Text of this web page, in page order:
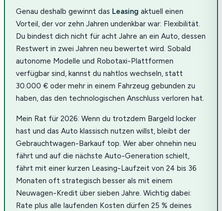
Genau deshalb gewinnt das Leasing aktuell einen
Vorteil, der vor zehn Jahren undenkbar war: Flexibilität.
Du bindest dich nicht für acht Jahre an ein Auto, dessen
Restwert in zwei Jahren neu bewertet wird. Sobald
autonome Modelle und Robotaxi-Plattformen
verfügbar sind, kannst du nahtlos wechseln, statt
30.000 € oder mehr in einem Fahrzeug gebunden zu
haben, das den technologischen Anschluss verloren hat.
Mein Rat für 2026: Wenn du trotzdem Bargeld locker
hast und das Auto klassisch nutzen willst, bleibt der
Gebrauchtwagen-Barkauf top. Wer aber ohnehin neu
fährt und auf die nächste Auto-Generation schielt,
fährt mit einer kurzen Leasing-Laufzeit von 24 bis 36
Monaten oft strategisch besser als mit einem
Neuwagen-Kredit über sieben Jahre. Wichtig dabei:
Rate plus alle laufenden Kosten dürfen 25 % deines